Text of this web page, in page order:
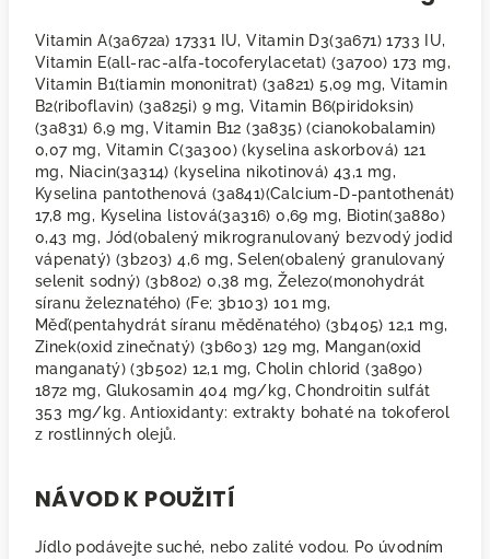
Vitamin A(3a672a) 17331 IU, Vitamin D3(3a671) 1733 IU,
Vitamin E(all-rac-alfa-tocoferylacetat) (3a700) 173 mg,
Vitamin B1(tiamin mononitrat) (3a821) 5,09 mg, Vitamin
B2(riboflavin) (3a825i) 9 mg, Vitamin B6(piridoksin)
(3a831) 6,9 mg, Vitamin B12 (3a835) (cianokobalamin)
0,07 mg, Vitamin C(3a300) (kyselina askorbová) 121
mg, Niacin(3a314) (kyselina nikotinová) 43,1 mg,
Kyselina pantothenová (3a841)(Calcium-D-pantothenát)
17,8 mg, Kyselina listová(3a316) 0,69 mg, Biotin(3a880)
0,43 mg, Jód(obalený mikrogranulovaný bezvodý jodid
vápenatý) (3b203) 4,6 mg, Selen(obalený granulovaný
selenit sodný) (3b802) 0,38 mg, Železo(monohydrát
síranu železnatého) (Fe; 3b103) 101 mg,
Měď(pentahydrát síranu měděnatého) (3b405) 12,1 mg,
Zinek(oxid zinečnatý) (3b603) 129 mg, Mangan(oxid
manganatý) (3b502) 12,1 mg, Cholin chlorid (3a890)
1872 mg, Glukosamin 404 mg/kg, Chondroitin sulfát
353 mg/kg. Antioxidanty: extrakty bohaté na tokoferol
z rostlinných olejů.
NÁVOD K POUŽITÍ
Jídlo podávejte suché, nebo zalité vodou. Po úvodním